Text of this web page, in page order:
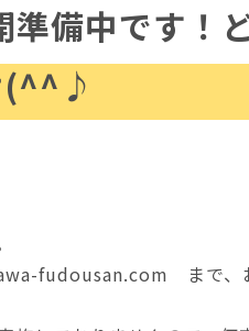
準備中です！
(^^♪
fudousan.com まで、